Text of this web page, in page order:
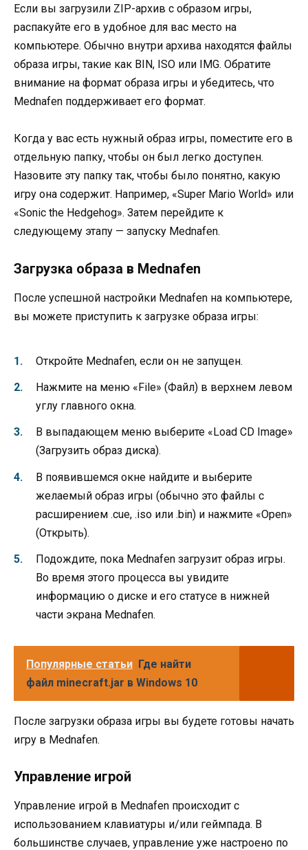
Если вы загрузили ZIP-архив с образом игры,
распакуйте его в удобное для вас место на
компьютере. Обычно внутри архива находятся файлы
образа игры, такие как BIN, ISO или IMG. Обратите
внимание на формат образа игры и убедитесь, что
Mednafen поддерживает его формат.
Когда у вас есть нужный образ игры, поместите его в
отдельную папку, чтобы он был легко доступен.
Назовите эту папку так, чтобы было понятно, какую
игру она содержит. Например, «Super Mario World» или
«Sonic the Hedgehog». Затем перейдите к
следующему этапу — запуску Mednafen.
Загрузка образа в Mednafen
После успешной настройки Mednafen на компьютере,
вы можете приступить к загрузке образа игры:
Откройте Mednafen, если он не запущен.
Нажмите на меню «File» (Файл) в верхнем левом
углу главного окна.
В выпадающем меню выберите «Load CD Image»
(Загрузить образ диска).
В появившемся окне найдите и выберите
желаемый образ игры (обычно это файлы с
расширением .cue, .iso или .bin) и нажмите «Open»
(Открыть).
Подождите, пока Mednafen загрузит образ игры.
Во время этого процесса вы увидите
информацию о диске и его статусе в нижней
части экрана Mednafen.
Популярные статьи Где найти
файл minecraft.jar в Windows 10
После загрузки образа игры вы будете готовы начать
игру в Mednafen.
Управление игрой
Управление игрой в Mednafen происходит с
использованием клавиатуры и/или геймпада. В
большинстве случаев, управление уже настроено по